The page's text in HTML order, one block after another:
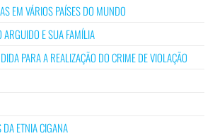
EM VÁRIOS PAÍSES DO MUNDO
ARGUIDO E SUA FAMÍLIA
PARA A REALIZAÇÃO DO CRIME DE VIOLAÇÃO
ETNIA CIGANA